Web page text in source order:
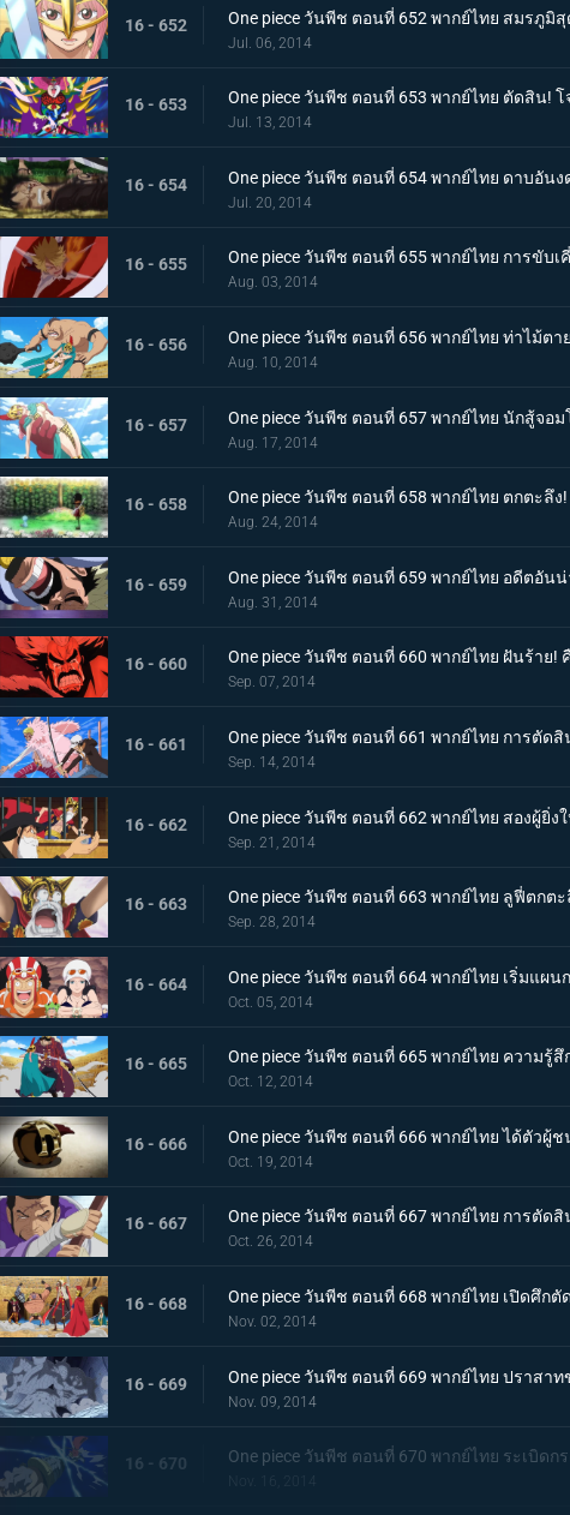
16 - 652 One piece วันพีช ตอนที่ 652 พากย์ไทย สมรภูมิ
Jul. 06, 2014
16 - 653 One piece วันพีช ตอนที่ 653 พากย์ไทย ตัดสิน!
Jul. 13, 2014
16 - 654 One piece วันพีช ตอนที่ 654 พากย์ไทย ดาบอัน
Jul. 20, 2014
16 - 655 One piece วันพีช ตอนที่ 655 พากย์ไทย การขับ
Aug. 03, 2014
16 - 656 One piece วันพีช ตอนที่ 656 พากย์ไทย ท่าไม้ต
Aug. 10, 2014
16 - 657 One piece วันพีช ตอนที่ 657 พากย์ไทย นักสู้จอ
Aug. 17, 2014
16 - 658 One piece วันพีช ตอนที่ 658 พากย์ไทย ตกตะลึ
Aug. 24, 2014
16 - 659 One piece วันพีช ตอนที่ 659 พากย์ไทย อดีตอั
Aug. 31, 2014
16 - 660 One piece วันพีช ตอนที่ 660 พากย์ไทย ฝันร้าย
Sep. 07, 2014
16 - 661 One piece วันพีช ตอนที่ 661 พากย์ไทย การตัด
Sep. 14, 2014
16 - 662 One piece วันพีช ตอนที่ 662 พากย์ไทย สองผู้ยิ่
Sep. 21, 2014
16 - 663 One piece วันพีช ตอนที่ 663 พากย์ไทย ลูฟี่ตกต
Sep. 28, 2014
16 - 664 One piece วันพีช ตอนที่ 664 พากย์ไทย เริ่มแผ
Oct. 05, 2014
16 - 665 One piece วันพีช ตอนที่ 665 พากย์ไทย ความรู้
Oct. 12, 2014
16 - 666 One piece วันพีช ตอนที่ 666 พากย์ไทย ได้ตัวผู้
Oct. 19, 2014
16 - 667 One piece วันพีช ตอนที่ 667 พากย์ไทย การตัด
Oct. 26, 2014
16 - 668 One piece วันพีช ตอนที่ 668 พากย์ไทย เปิดศึก
Nov. 02, 2014
16 - 669 One piece วันพีช ตอนที่ 669 พากย์ไทย ปราสา
Nov. 09, 2014
16 - 670 One piece วันพีช ตอนที่ 670 พากย์ไทย ระเบิด
Nov. 16, 2014